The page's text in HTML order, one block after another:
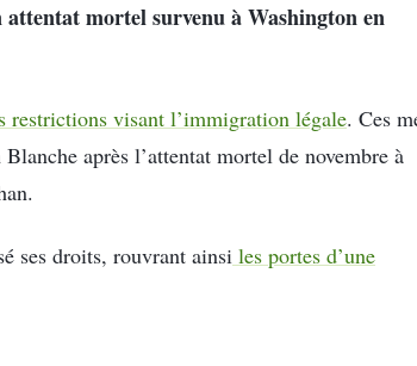
mortel survenu à Washington en
restrictions visant l’immigration légale. Ces
après l’attentat mortel de novembre à
ses droits, rouvrant ainsi les portes d’une